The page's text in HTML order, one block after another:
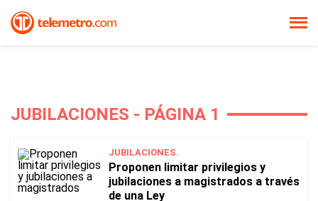
JUBILACIONES - PÁGINA 1
JUBILACIONES.
Proponen limitar privilegios y
jubilaciones a magistrados a través
de una Ley